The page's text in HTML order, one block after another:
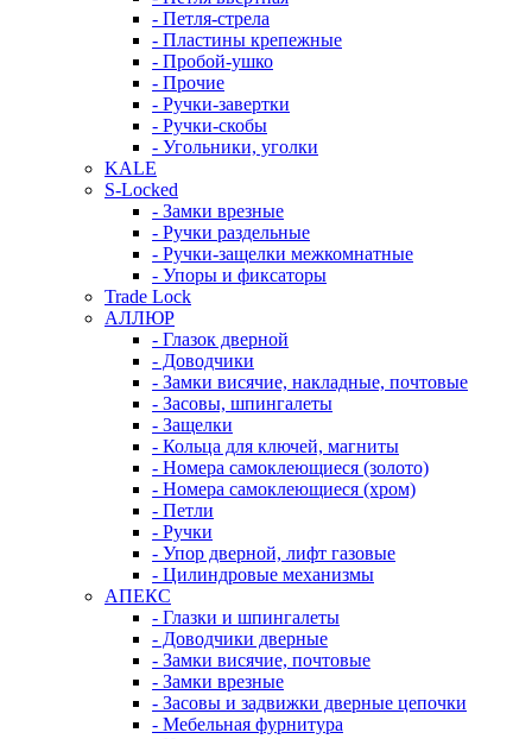
- Петля-стрела
- Пластины крепежные
- Пробой-ушко
- Прочие
- Ручки-завертки
- Ручки-скобы
- Угольники, уголки
KALE
S-Locked
- Замки врезные
- Ручки раздельные
- Ручки-защелки межкомнатные
- Упоры и фиксаторы
Trade Lock
АЛЛЮР
- Глазок дверной
- Доводчики
- Замки висячие, накладные, почтовые
- Засовы, шпингалеты
- Защелки
- Кольца для ключей, магниты
- Номера самоклеющиеся (золото)
- Номера самоклеющиеся (хром)
- Петли
- Ручки
- Упор дверной, лифт газовые
- Цилиндровые механизмы
АПЕКС
- Глазки и шпингалеты
- Доводчики дверные
- Замки висячие, почтовые
- Замки врезные
- Засовы и задвижки дверные цепочки
- Мебельная фурнитура